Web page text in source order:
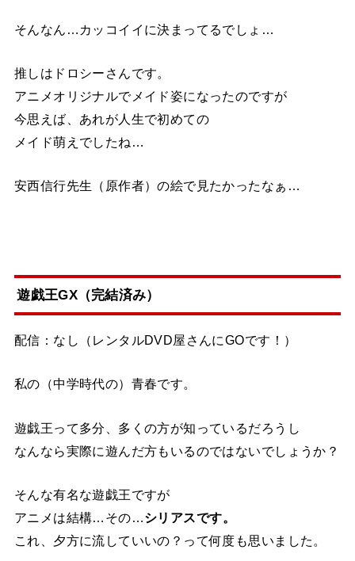
そんなん…カッコイイに決まってるでしょ…
推しはドロシーさんです。
アニメオリジナルでメイド姿になったのですが
今思えば、あれが人生で初めての
メイド萌えでしたね…
安西信行先生（原作者）の絵で見たかったなぁ…
遊戯王GX（完結済み）
配信：なし（レンタルDVD屋さんにGOです！）
私の（中学時代の）青春です。
遊戯王って多分、多くの方が知っているだろうし
なんなら実際に遊んだ方もいるのではないでしょうか？
そんな有名な遊戯王ですが
アニメは結構…その…シリアスです。
これ、夕方に流していいの？って何度も思いました。